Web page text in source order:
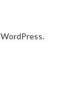
WordPress.